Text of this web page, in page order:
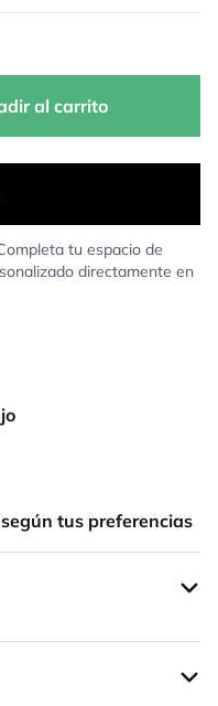
al carrito
tu espacio de
directamente en
tus preferencias